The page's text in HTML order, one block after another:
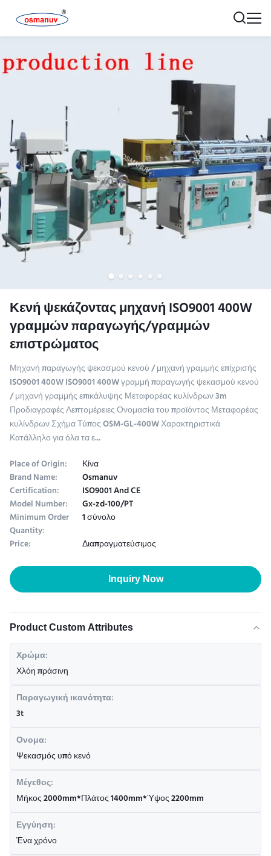
Κενή ψεκάζοντας μηχανή ISO9001 400W
γραμμών παραγωγής/γραμμών
επιστρώματος
Μηχανή παραγωγής ψεκασμού κενού / μηχανή γραμμής επίχρισής
ISO9001 400W ISO9001 400W γραμμή παραγωγής ψεκασμού κενού
/ μηχανή γραμμής επικάλυψης Μεταφορέας κυλίνδρων 3m
Προδιαγραφές Λεπτομέρειες Ονομασία του προϊόντος Μεταφορέας
κυλίνδρων Σχήμα Τύπος OSM-GL-400W Χαρακτηριστικά
Κατάλληλο για όλα τα ε...
Place of Origin:
Κίνα
Brand Name: Osmanuv
Certification: ISO9001 And CE
Model Number: Gx-zd-100/PT
Minimum Order
Quantity:
1 σύνολο
Price:
Διαπραγματεύσιμος
Inquiry Now
Product Custom Attributes
Χρώμα:
Χλόη πράσινη
Παραγωγική ικανότητα:
3t
Ονομα:
Ψεκασμός υπό κενό
Μέγεθος:
Μήκος 2000mm*Πλάτος 1400mm*Ύψος 2200mm
Εγγύηση:
Ένα χρόνο